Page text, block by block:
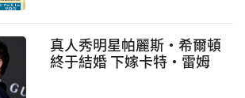
真人秀明星帕麗斯·希爾頓
終于結婚 下嫁卡特·雷姆